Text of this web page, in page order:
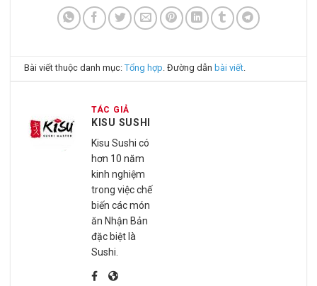
Bài viết thuộc danh mục:Tổng hợp. Đường dẫn bài viết.
TÁC GIẢ
KISU SUSHI
Kisu Sushi có
hơn 10 năm
kinh nghiệm
trong việc chế
biến các món
ăn Nhận Bản
đặc biệt là
Sushi.